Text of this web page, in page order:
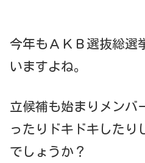
今年もＡＫＢ選抜総選
いますよね。
立候補も始まりメンバ
ったりドキドキしたり
でしょうか？